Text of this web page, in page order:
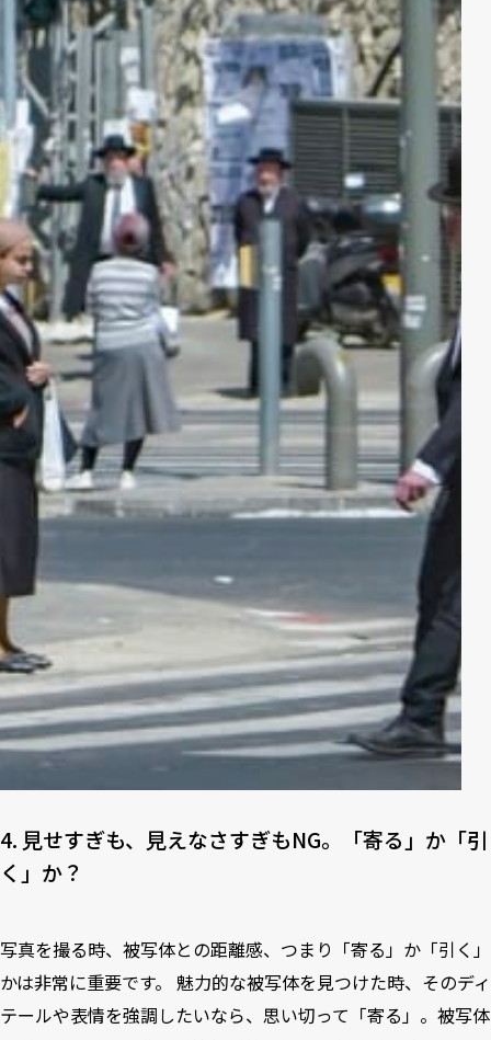
4. 見せすぎも、見えなさすぎもNG。「寄る」か「引
く」か？
写真を撮る時、被写体との距離感、つまり「寄る」か「引く」
かは非常に重要です。 魅力的な被写体を見つけた時、そのディ
テールや表情を強調したいなら、思い切って「寄る」。被写体